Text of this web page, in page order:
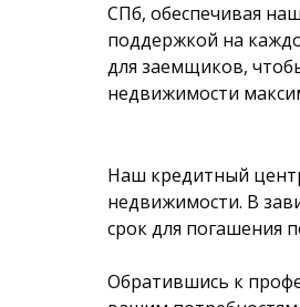
СПб, обеспечивая
поддержкой на
для заемщиков,
недвижимости
Наш кредитный
недвижимости. В
срок для погашения
Обратившись к